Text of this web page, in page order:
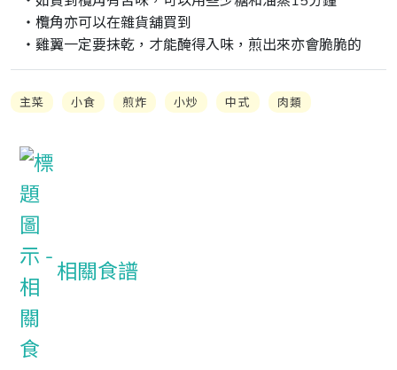
‧欖角亦可以在雜貨舖買到
‧雞翼一定要抹乾，才能醃得入味，煎出來亦會脆脆的
主菜 小食 煎炸 小炒 中式 肉類
相關食譜